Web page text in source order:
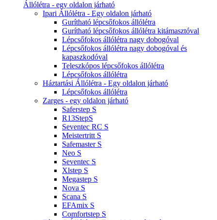
Állólétra - egy oldalon járható
Ipari Állólétra - Egy oldalon járható
Gurítható lépcsőfokos állólétra
Gurítható lépcsőfokos állólétra kitámasztóval
Lépcsőfokos állólétra nagy dobogóval
Lépcsőfokos állólétra nagy dobogóval és
kapaszkodóval
Teleszkópos lépcsőfokos állólétra
Lépcsőfokos állólétra
Háztartási Állólétra - Egy oldalon járható
Lépcsőfokos állólétra
Zarges - egy oldalon járható
Saferstep S
R13StepS
Seventec RC S
Meistertritt S
Safemaster S
Neo S
Seventec S
Xlstep S
Megastep S
Nova S
Scana S
EFAmix S
Comfortstep S